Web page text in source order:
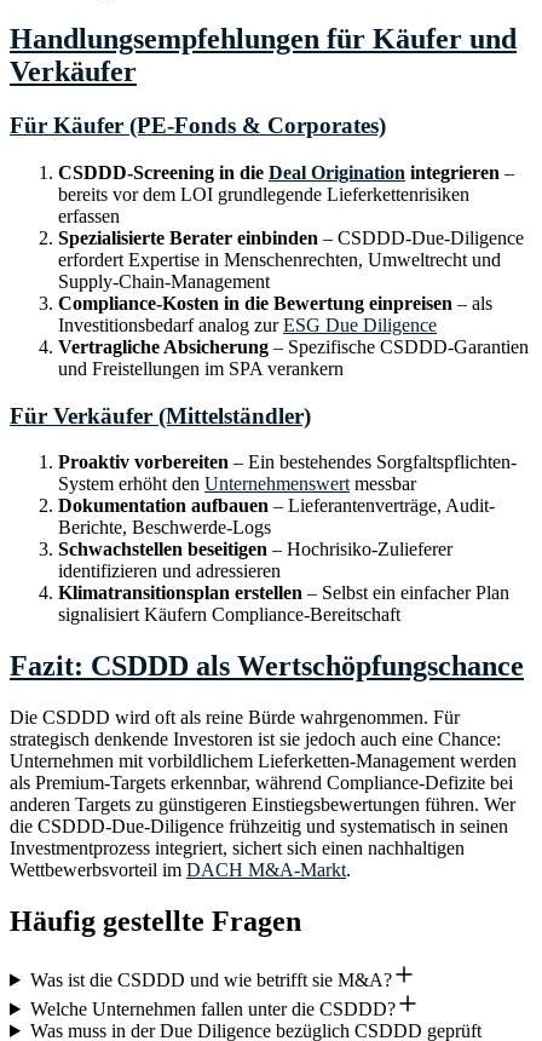
Handlungsempfehlungen für Käufer und
Verkäufer
Für Käufer (PE-Fonds & Corporates)
CSDDD-Screening in die Deal Origination integrieren –
bereits vor dem LOI grundlegende Lieferkettenrisiken
erfassen
Spezialisierte Berater einbinden – CSDDD-Due-Diligence
erfordert Expertise in Menschenrechten, Umweltrecht und
Supply-Chain-Management
Compliance-Kosten in die Bewertung einpreisen – als
Investitionsbedarf analog zurESG Due Diligence
Vertragliche Absicherung – Spezifische CSDDD-Garantien
und Freistellungen im SPA verankern
Für Verkäufer (Mittelständler)
Proaktiv vorbereiten – Ein bestehendes Sorgfaltspflichten-
System erhöht den Unternehmenswert messbar
Dokumentation aufbauen – Lieferantenverträge, Audit-
Berichte, Beschwerde-Logs
Schwachstellen beseitigen – Hochrisiko-Zulieferer
identifizieren und adressieren
Klimatransitionsplan erstellen – Selbst ein einfacher Plan
signalisiert Käufern Compliance-Bereitschaft
Fazit: CSDDD als Wertschöpfungschance
Die CSDDD wird oft als reine Bürde wahrgenommen. Für
strategisch denkende Investoren ist sie jedoch auch eine Chance:
Unternehmen mit vorbildlichem Lieferketten-Management werden
als Premium-Targets erkennbar, während Compliance-Defizite bei
anderen Targets zu günstigeren Einstiegsbewertungen führen. Wer
die CSDDD-Due-Diligence frühzeitig und systematisch in seinen
Investmentprozess integriert, sichert sich einen nachhaltigen
Wettbewerbsvorteil im DACH M&A-Markt.
Häufig gestellte Fragen
Was ist die CSDDD und wie betrifft sie M&A?
Welche Unternehmen fallen unter die CSDDD?
Was muss in der Due Diligence bezüglich CSDDD geprüft